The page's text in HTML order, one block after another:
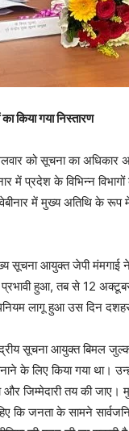
किया गया निस्तारण
को सूचना का अधिकार
में प्रदेश के विभिन्न
में मुख्य अतिथि के रूप
मुख्य सूचना आयुक्त जेपी
हुआ, तब से 12
लागू हुआ उस दिन
सूचना आयुक्त बिमल
लिए किया गया था।
और जिम्मेदारी तय की
कि जनता के सामने